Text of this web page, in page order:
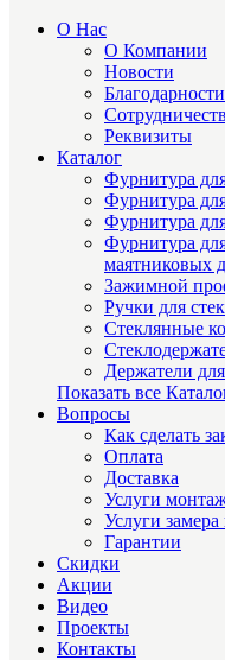
О Нас
О Компании
Новости
Благодарности
Реквизиты
Каталог
Фурнитура
Фурнитура
Фурнитура
Фурнитура
маятниковых
Зажимной
Ручки для
Стеклянные
Держатели для
Показать все
Вопросы
Как сделать
Оплата
Доставка
Услуги
Услуги
Гарантии
Скидки
Акции
Видео
Проекты
Контакты